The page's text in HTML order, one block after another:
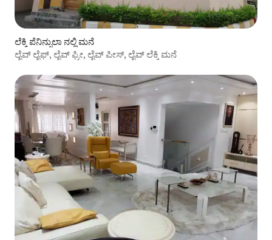
ಲೆಕ್ಕಿ ಪೆನಿನ್ಸುಲಾ ನಲ್ಲಿ ಮನೆ
ಲೈವ್ ಲೈಫ್, ಲೈವ್ ಫ್ರೀ, ಲೈವ್ ಪೀಸ್, ಲೈವ್ ಲೆಕ್ಕಿ ಮನೆ